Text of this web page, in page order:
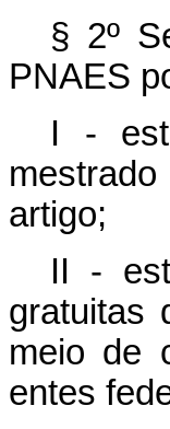
§ 2º
PNAES
I -
artigo;
II -
gratuitas
meio de
entes